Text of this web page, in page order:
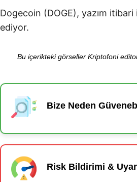
Dogecoin (DOGE), yazım
ediyor.
Bu içerikteki görseller Kriptofoni
Bize Neden
Risk Bildirimi &